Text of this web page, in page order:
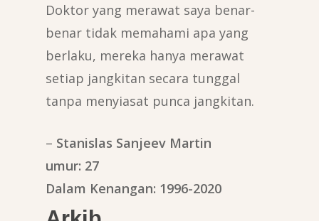
Doktor yang merawat saya benar-
benar tidak memahami apa yang
berlaku, mereka hanya merawat
setiap jangkitan secara tunggal
tanpa menyiasat punca jangkitan.
– Stanislas Sanjeev Martin
umur: 27
Dalam Kenangan: 1996-2020